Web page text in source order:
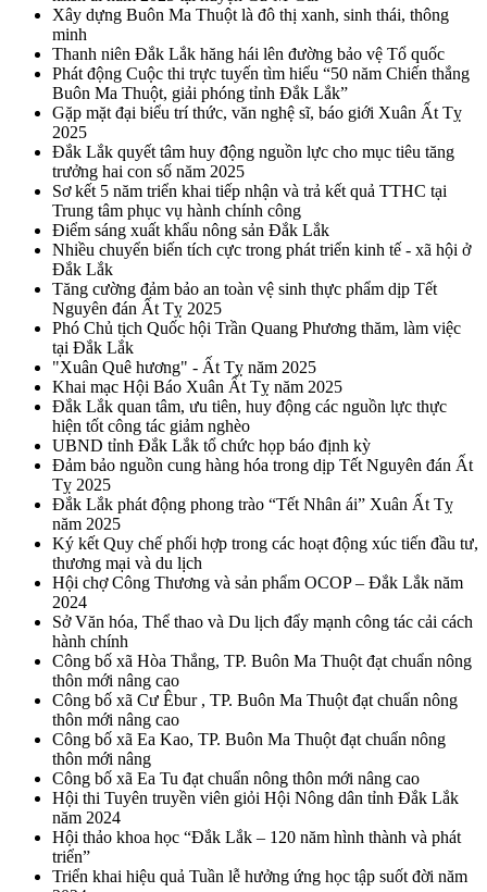
Xây dựng Buôn Ma Thuột là đô thị xanh, sinh thái, thông
minh
Thanh niên Đắk Lắk hăng hái lên đường bảo vệ Tổ quốc
Phát động Cuộc thi trực tuyến tìm hiểu “50 năm Chiến thắng
Buôn Ma Thuột, giải phóng tỉnh Đắk Lắk”
Gặp mặt đại biểu trí thức, văn nghệ sĩ, báo giới Xuân Ất Tỵ
2025
Đắk Lắk quyết tâm huy động nguồn lực cho mục tiêu tăng
trưởng hai con số năm 2025
Sơ kết 5 năm triển khai tiếp nhận và trả kết quả TTHC tại
Trung tâm phục vụ hành chính công
Điểm sáng xuất khẩu nông sản Đắk Lắk
Nhiều chuyển biến tích cực trong phát triển kinh tế - xã hội ở
Đắk Lắk
Tăng cường đảm bảo an toàn vệ sinh thực phẩm dịp Tết
Nguyên đán Ất Tỵ 2025
Phó Chủ tịch Quốc hội Trần Quang Phương thăm, làm việc
tại Đắk Lắk
"Xuân Quê hương" - Ất Tỵ năm 2025
Khai mạc Hội Báo Xuân Ất Tỵ năm 2025
Đắk Lắk quan tâm, ưu tiên, huy động các nguồn lực thực
hiện tốt công tác giảm nghèo
UBND tỉnh Đắk Lắk tổ chức họp báo định kỳ
Đảm bảo nguồn cung hàng hóa trong dịp Tết Nguyên đán Ất
Tỵ 2025
Đắk Lắk phát động phong trào “Tết Nhân ái” Xuân Ất Tỵ
năm 2025
Ký kết Quy chế phối hợp trong các hoạt động xúc tiến đầu tư,
thương mại và du lịch
Hội chợ Công Thương và sản phẩm OCOP – Đắk Lắk năm
2024
Sở Văn hóa, Thể thao và Du lịch đẩy mạnh công tác cải cách
hành chính
Công bố xã Hòa Thắng, TP. Buôn Ma Thuột đạt chuẩn nông
thôn mới nâng cao
Công bố xã Cư Êbur , TP. Buôn Ma Thuột đạt chuẩn nông
thôn mới nâng cao
Công bố xã Ea Kao, TP. Buôn Ma Thuột đạt chuẩn nông
thôn mới nâng
Công bố xã Ea Tu đạt chuẩn nông thôn mới nâng cao
Hội thi Tuyên truyền viên giỏi Hội Nông dân tỉnh Đắk Lắk
năm 2024
Hội thảo khoa học “Đắk Lắk – 120 năm hình thành và phát
triển”
Triển khai hiệu quả Tuần lễ hưởng ứng học tập suốt đời năm